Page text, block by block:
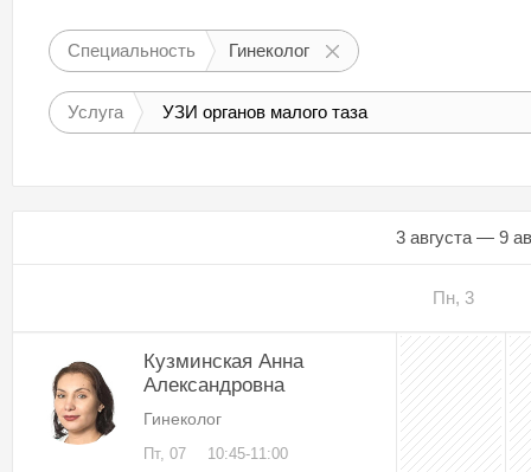
Специальность Гинеколог
Услуга УЗИ органов малого таза
3 августа — 9
Пн, 3
Кузминская Анна
Александровна
Гинеколог
Пт, 07
10:45-11:00